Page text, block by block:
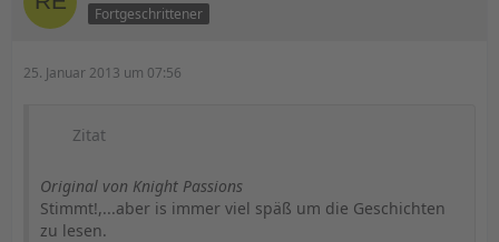
Fortgeschrittener
25. Januar 2013 um 07:56
Zitat
Original von Knight Passions
Stimmt!,...aber is immer viel späß um die Geschichten
zu lesen.